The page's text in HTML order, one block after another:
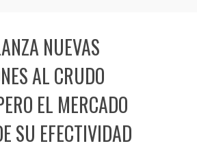
NUEVAS
AL CRUDO
EL MERCADO
SU EFECTIVIDAD